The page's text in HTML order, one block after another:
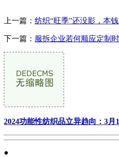
上一篇： 纺织“旺季”还没影，本
下一篇： 服拆企业若何顺应定制
2024功能性纺织品立异趋向：3月
●